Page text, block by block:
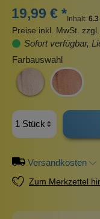
19,99 € * Inhalt: 6.3
Preise inkl. MwSt.
Sofort verfügbar,
Farbauswahl
Versandkosten
Zum Merkzettel